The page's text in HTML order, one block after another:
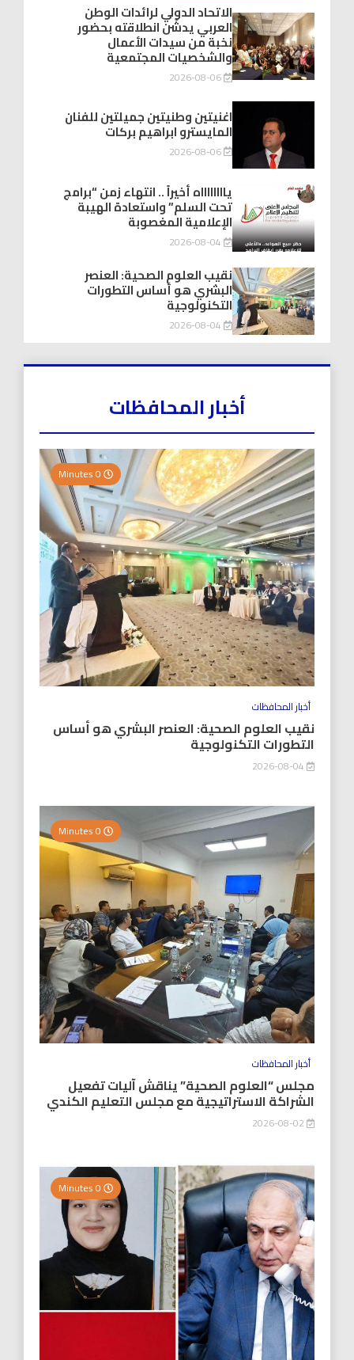
الاتحاد الدولي لرائدات الوطن
العربي يدشّن انطلاقته بحضور
نخبة من سيدات الأعمال
والشخصيات المجتمعية
2026-08-06
اغنيتين وطنيتين جميلتين للفنان
المايسترو ابراهيم بركات
2026-08-06
يااااااااه أخيراً .. انتهاء زمن “برامج
تحت السلم” واستعادة الهيبة
الإعلامية المغصوبة
2026-08-04
نقيب العلوم الصحية: العنصر
البشري هو أساس التطورات
التكنولوجية
2026-08-04
أخبار المحافظات
أخبار المحافظات
نقيب العلوم الصحية: العنصر البشري هو أساس
التطورات التكنولوجية
أخبار المحافظات
مجلس “العلوم الصحية” يناقش آليات تفعيل
الشراكة الاستراتيجية مع مجلس التعليم الكندي